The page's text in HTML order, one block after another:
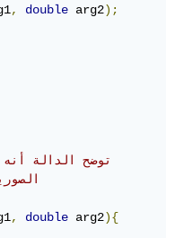
, double arg2);
, double arg2){